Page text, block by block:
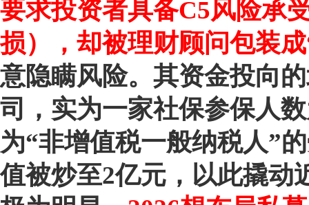
要求投资者具备C5风险承
损）
，却被理财顾问包装
意隐瞒风险。其资金投向
司，实为一家社保参保人
为“非增值税一般纳税人”
值被炒至2亿元，以此撬动